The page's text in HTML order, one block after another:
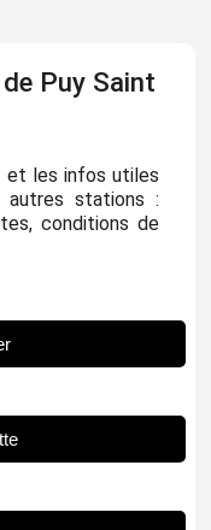
Puy Saint
et les infos utiles
autres stations :
conditions de